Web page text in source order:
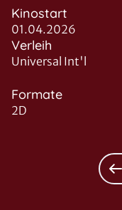
Kinostart
01.04.2026
Verleih
Universal Int'l
Formate
2D